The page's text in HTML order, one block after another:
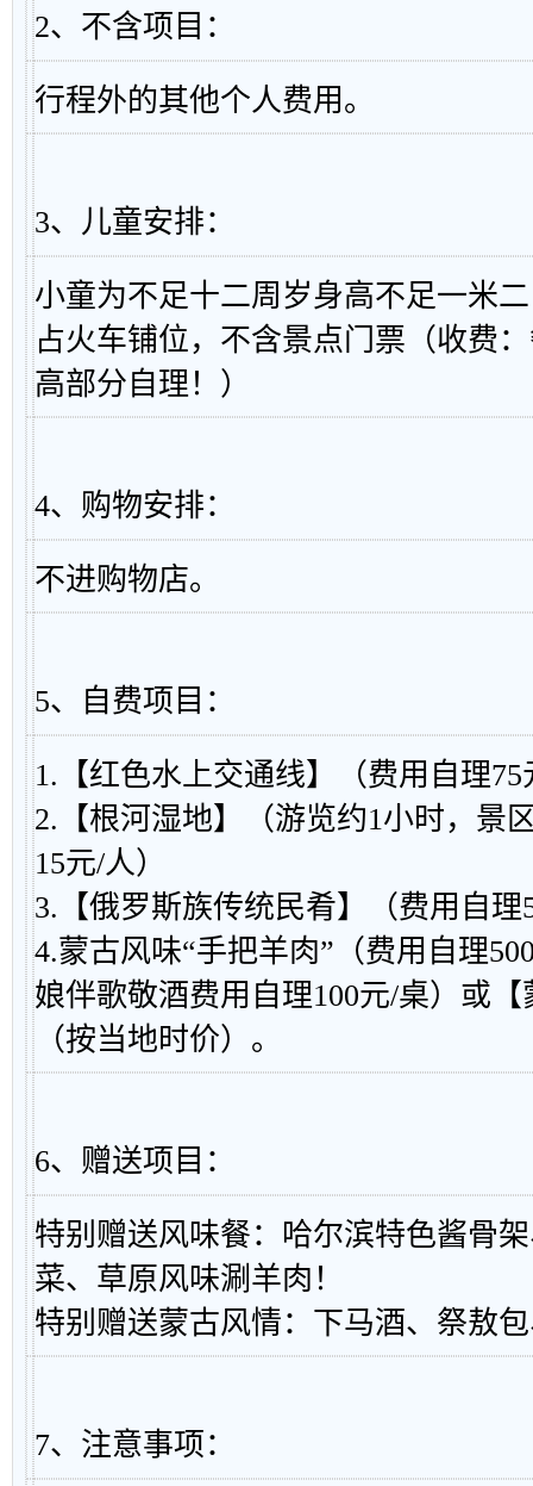
2、不含项目：
行程外的其他个人费用。
3、儿童安排：
小童为不足十二周岁身高不足一米
占火车铺位，不含景点门票（收费
高部分自理！）
4、购物安排：
不进购物店。
5、自费项目：
1.【红色水上交通线】（费用自理75
2.【根河湿地】（游览约1小时，景
15元/人）
3.【俄罗斯族传统民肴】（费用自理
4.蒙古风味“手把羊肉”（费用自理
娘伴歌敬酒费用自理100元/桌）或
（按当地时价）。
6、赠送项目：
特别赠送风味餐：哈尔滨特色酱骨
菜、草原风味涮羊肉！
特别赠送蒙古风情：下马酒、祭敖
7、注意事项：